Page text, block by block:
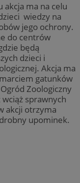
akcja ma na celu
wiedzy na
jego ochrony.
do centrów
będą
dzieci i
Akcja ma
gatunków
Zoologiczny
sprawnych
akcji otrzyma
upominek.